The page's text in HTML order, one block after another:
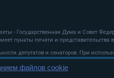
- Государственная Дума и Совет
пункты печати и представительства
депутатов и сенаторов. При
файлов cookie